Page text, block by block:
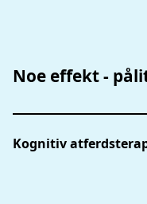
Noe effekt -
Kognitiv